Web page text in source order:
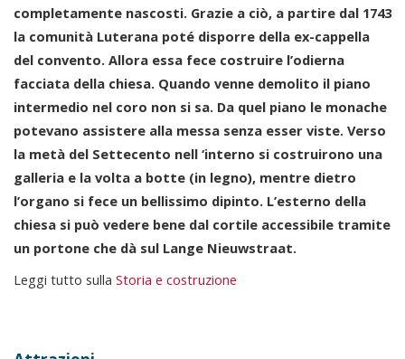
completamente nascosti. Grazie a ciò, a partire dal 1743
la comunità Luterana poté disporre della ex-cappella
del convento. Allora essa fece costruire l’odierna
facciata della chiesa. Quando venne demolito il piano
intermedio nel coro non si sa. Da quel piano le monache
potevano assistere alla messa senza esser viste. Verso
la metà del Settecento nell ‘interno si costruirono una
galleria e la volta a botte (in legno), mentre dietro
l’organo si fece un bellissimo dipinto. L’esterno della
chiesa si può vedere bene dal cortile accessibile tramite
un portone che dà sul Lange Nieuwstraat.
Leggi tutto sulla Storia e costruzione